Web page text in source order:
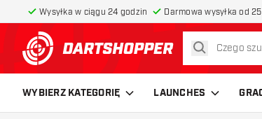
Wysyłka w ciągu 24 godzin Darmowa wysyłka od
powrót do strony głównej
szukaj
WYBIERZ KATEGORIĘ LAUNCHES